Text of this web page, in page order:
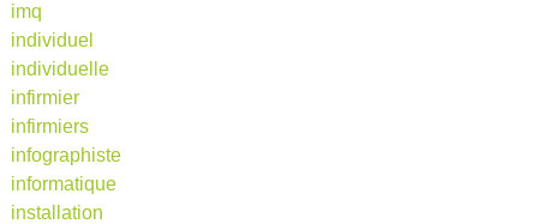
imq
individuel
individuelle
infirmier
infirmiers
infographiste
informatique
installation